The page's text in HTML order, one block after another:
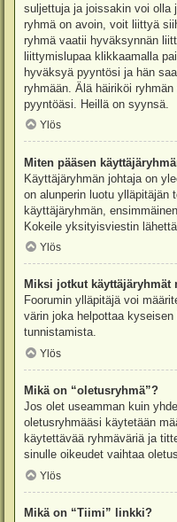
suljettuja ja joissakin voi olla
ryhmä on avoin, voit liittyä
ryhmä vaatii hyväksynnän
liittymislupaa klikkaamalla
hyväksyä pyyntösi ja hän
ryhmään. Älä häiriköi
pyyntöäsi. Heillä on syynsä.
Ylös
Miten pääsen
Käyttäjäryhmän johtaja on
on alunperin luotu ylläpitäjän
käyttäjäryhmän,
Kokeile yksityisviestin
Ylös
Miksi jotkut käyttäjäryhmät
Foorumin ylläpitäjä voi
värin joka helpottaa
tunnistamista.
Ylös
Mikä on “oletusryhmä”?
Jos olet useamman kuin
oletusryhmääsi käytetään
käytettävää ryhmäväriä ja
sinulle oikeudet vaihtaa
Ylös
Mikä on “Tiimi” linkki?